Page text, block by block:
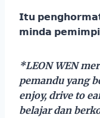
𝗜𝘁𝘂
𝗺𝗶𝗻𝗱𝗮
*LEON WEN
pemandu yang
enjoy, drive to
belajar dan